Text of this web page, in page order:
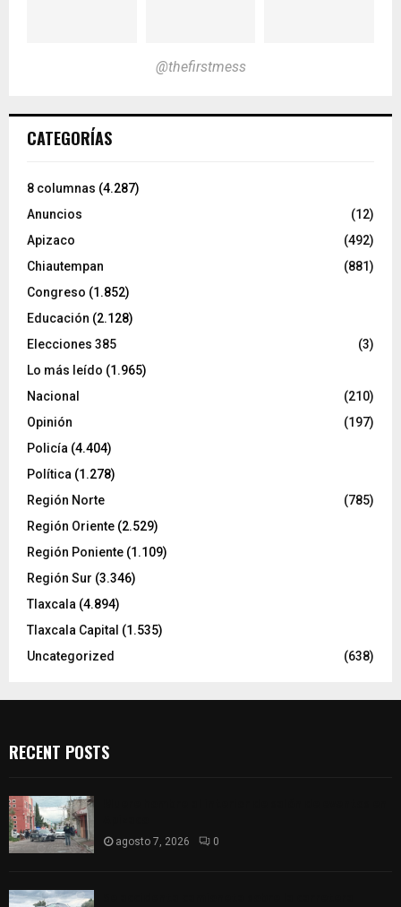
@thefirstmess
CATEGORÍAS
8 columnas (4.287)
Anuncios
(12)
Apizaco
(492)
Chiautempan
(881)
Congreso (1.852)
Educación (2.128)
Elecciones 385
(3)
Lo más leído (1.965)
Nacional
(210)
Opinión
(197)
Policía (4.404)
Política (1.278)
Región Norte
(785)
Región Oriente (2.529)
Región Poniente (1.109)
Región Sur (3.346)
Tlaxcala (4.894)
Tlaxcala Capital (1.535)
Uncategorized
(638)
RECENT POSTS
agosto 7, 2026 0